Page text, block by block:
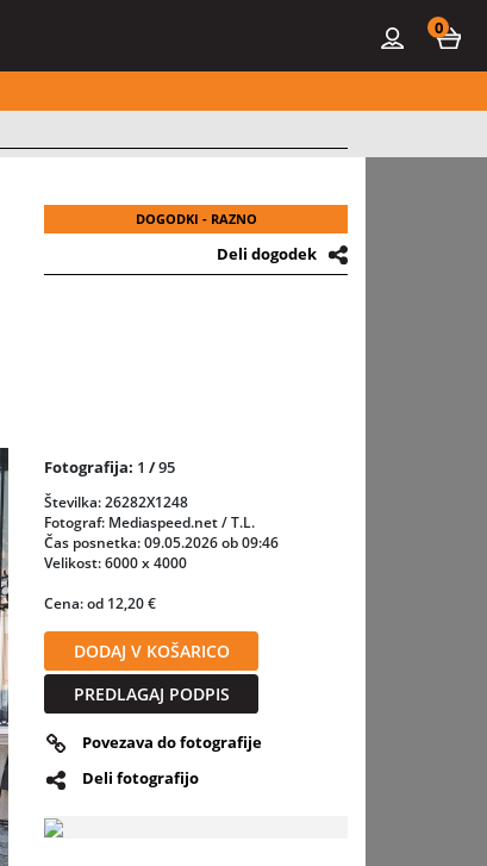
0
DOGODKI - RAZNO
Deli dogodek
Fotografija: 1 /95
Številka: 26282X1248
Fotograf: Mediaspeed.net / T.L.
Čas posnetka: 09.05.2026 ob 09:46
Velikost: 6000 x 4000
Cena: od 12,20 €
DODAJ V KOŠARICO
PREDLAGAJ PODPIS
Povezava do fotografije
Deli fotografijo